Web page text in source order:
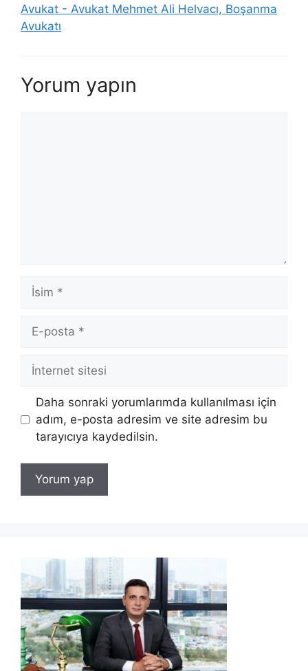
Avukat - Avukat Mehmet Ali Helvacı, Boşanma
Avukatı
Yorum yapın
İsim
posta
İnternet
Daha sonraki yorumlarımda kullanılması için
adım, e-posta adresim ve site adresim bu
tarayıcıya kaydedilsin.